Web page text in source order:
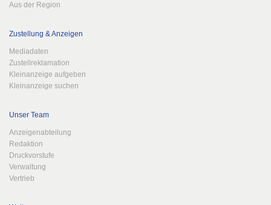
Aus der Region
Zustellung & Anzeigen
Mediadaten
Zustellreklamation
Kleinanzeige aufgeben
Kleinanzeige suchen
Unser Team
Anzeigenabteilung
Redaktion
Druckvorstufe
Verwaltung
Vertrieb